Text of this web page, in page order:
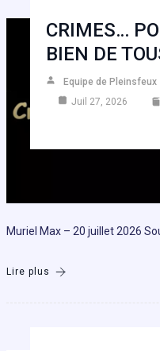
CRIMES…
BIEN DE
Equipe de Pleinsfeux
Juil 27, 2026
Muriel Max – 20 juillet 2026
Lire plus